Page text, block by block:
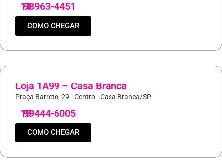
11
98963-4451
COMO CHEGAR
Loja 1A99 – Casa Branca
Praça Barreto, 29 - Centro - Casa Branca/SP
19
99444-6005
COMO CHEGAR